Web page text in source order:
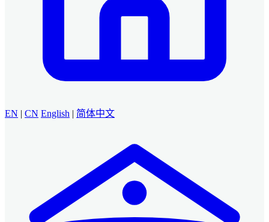
EN | CN English | 简体中文